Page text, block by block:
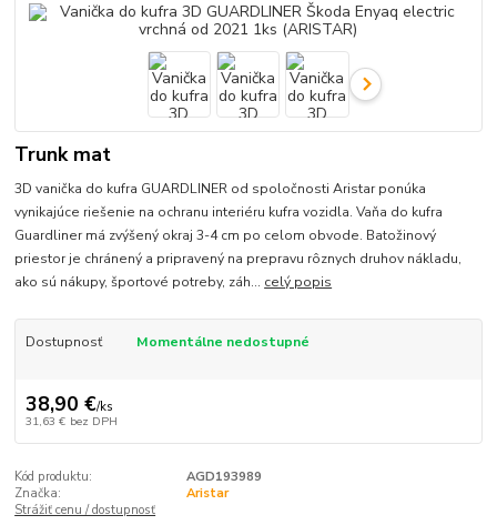
Trunk mat
3D vanička do kufra GUARDLINER od spoločnosti Aristar ponúka
vynikajúce riešenie na ochranu interiéru kufra vozidla. Vaňa do kufra
Guardliner má zvýšený okraj 3-4 cm po celom obvode. Batožinový
priestor je chránený a pripravený na prepravu rôznych druhov nákladu,
ako sú nákupy, športové potreby, záh... celý popis
Dostupnosť Momentálne nedostupné
38,90 €/ks
31,63 € bez DPH
Kód produktu:
AGD193989
Značka:
Aristar
Strážiť cenu / dostupnosť